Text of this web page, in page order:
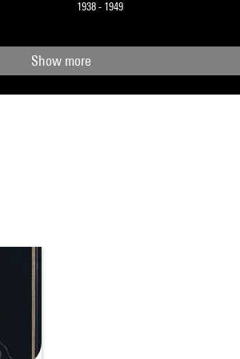
1938 - 1949
Show more